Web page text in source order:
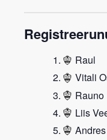
Raul
Vitali
Liis